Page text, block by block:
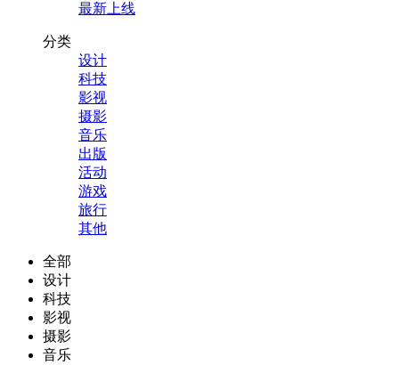
最新上线
分类
设计
科技
影视
摄影
音乐
出版
活动
游戏
旅行
其他
全部
设计
科技
影视
摄影
音乐